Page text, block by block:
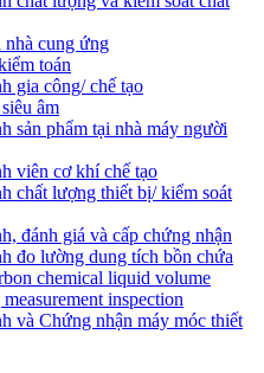
cung ứng
toán
gia công/ chế tạo
âm
sản phẩm tại nhà máy người
viên cơ khí chế tạo
chất lượng thiết bị/ kiểm soát
đánh giá và cấp chứng nhận
đo lường dung tích bồn chứa
chemical liquid volume
inspection
và Chứng nhận máy móc thiết